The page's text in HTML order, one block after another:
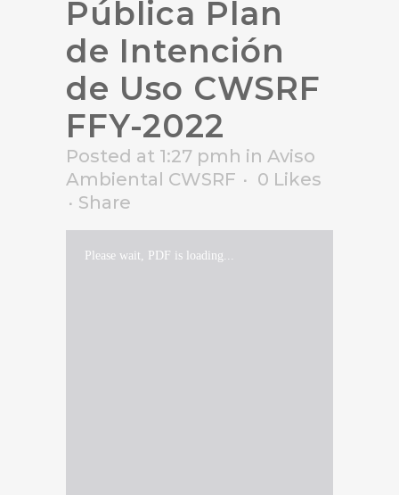
Pública Plan
de Intención
de Uso CWSRF
FFY-2022
Posted at 1:27 pmh in Aviso
Ambiental CWSRF
0 Likes
Share